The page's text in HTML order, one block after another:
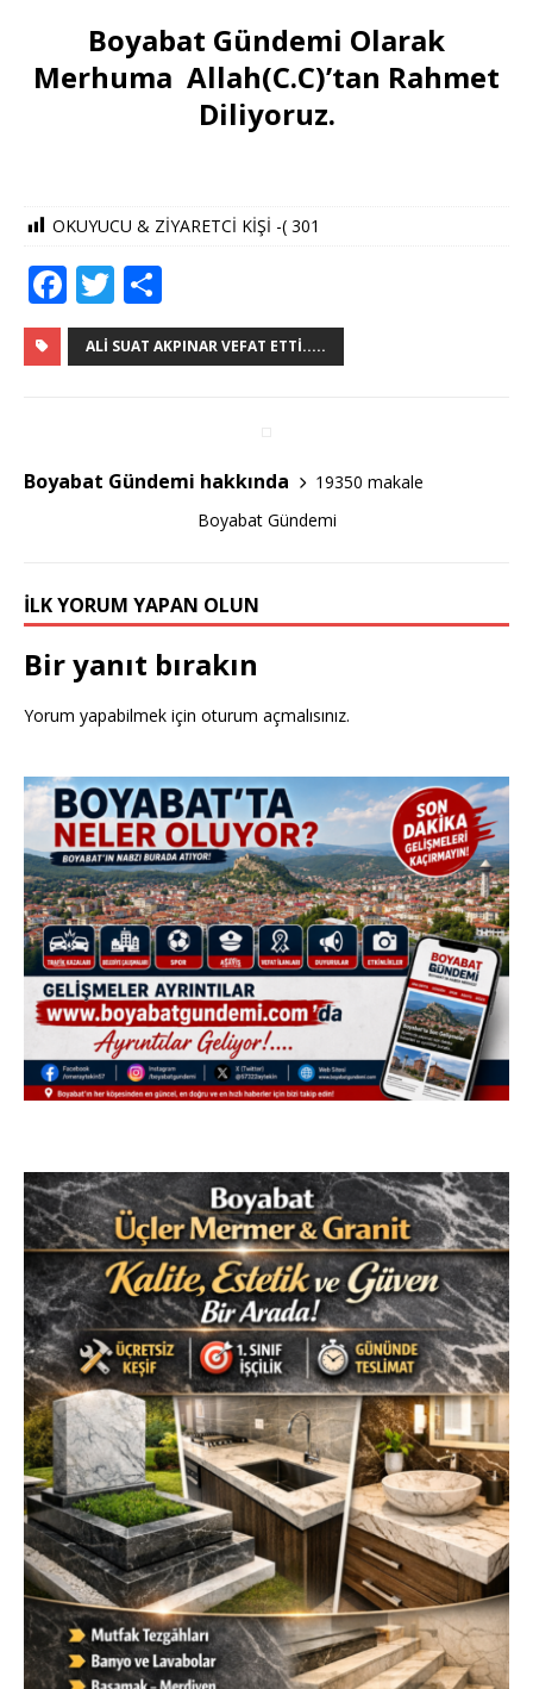
Boyabat Gündemi Olarak
Merhuma Allah(C.C)’tan Rahmet
Diliyoruz.
OKUYUCU & ZİYARETCİ KİŞİ -( 301
F
a
c
o
T
w
it
h
ar
ALI SUAT AKPINAR VEFAT ETTI.....
Boyabat Gündemi hakkında
19350 makale
Boyabat Gündemi
İLK YORUM YAPAN OLUN
Bir yanıt bırakın
Yorum yapabilmek için oturum açmalısınız.